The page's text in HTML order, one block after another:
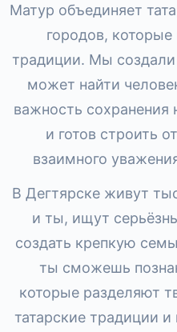
Матур объединяет
городов,
традиции. Мы
может найти
важность сохранения
и готов строить
взаимного
В Дегтярске живут
и ты, ищут
создать крепкую
ты сможешь
которые разделяют
татарские традиции